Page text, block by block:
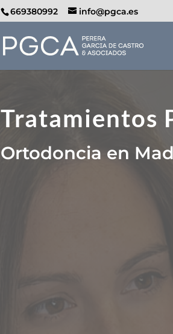
669380992 info@pgca.es
Tratamientos
Ortodoncia en